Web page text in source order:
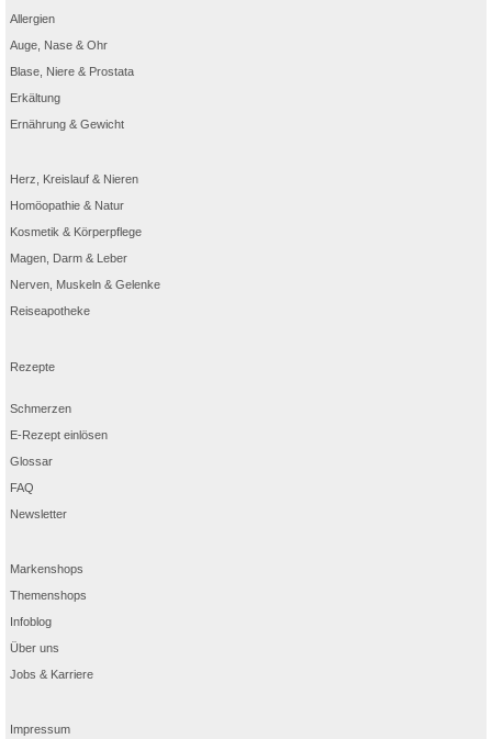
Allergien
Auge, Nase & Ohr
Blase, Niere & Prostata
Erkältung
Ernährung & Gewicht
Herz, Kreislauf & Nieren
Homöopathie & Natur
Kosmetik & Körperpflege
Magen, Darm & Leber
Nerven, Muskeln & Gelenke
Reiseapotheke
Rezepte
Schmerzen
E-Rezept einlösen
Glossar
FAQ
Newsletter
Markenshops
Themenshops
Infoblog
Über uns
Jobs & Karriere
Impressum